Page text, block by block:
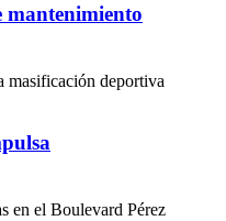
mantenimiento